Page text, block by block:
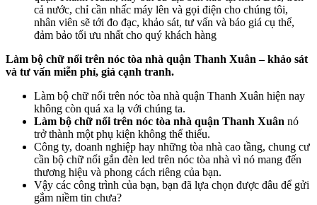
cả nước, chỉ cần nhấc máy lên và gọi điện cho chúng tôi,
nhân viên sẽ tới đo đạc, khảo sát, tư vấn và báo giá cụ thể,
đảm bảo tối ưu nhất cho quý khách hàng
Làm bộ chữ nổi trên nóc tòa nhà quận Thanh Xuân – khảo sát
và tư vấn miễn phí, giá cạnh tranh.
Làm bộ chữ nổi trên nóc tòa nhà quận Thanh Xuân hiện nay
không còn quá xa lạ với chúng ta.
Làm bộ chữ nổi trên nóc tòa nhà quận Thanh Xuân nó
trở thành một phụ kiện không thể thiếu.
Công ty, doanh nghiệp hay những tòa nhà cao tầng, chung cư
cần bộ chữ nổi gắn đèn led trên nóc tòa nhà vì nó mang đến
thương hiệu và phong cách riêng của bạn.
Vậy các công trình của bạn, bạn đã lựa chọn được đâu để gửi
gắm niềm tin chưa?